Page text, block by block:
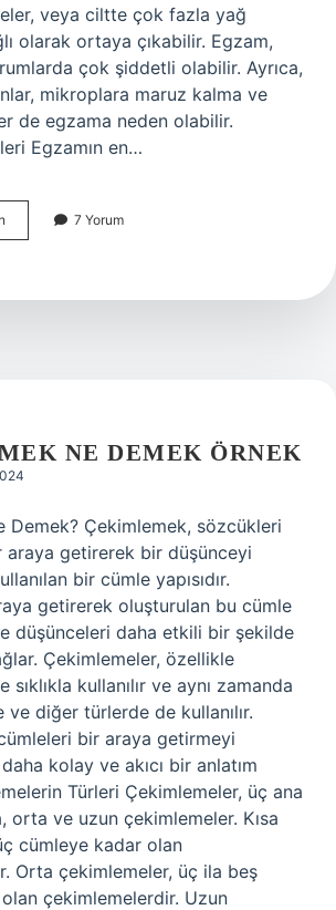
veya ciltte çok fazla yağ
olarak ortaya çıkabilir. Egzam,
çok şiddetli olabilir. Ayrıca,
mikroplara maruz kalma ve
de egzama neden olabilir.
Egzamın en…
ne
7 Yorum
NE DEMEK ÖRNEK
Demek? Çekimlemek, sözcükleri
araya getirerek bir düşünceyi
bir cümle yapısıdır.
getirerek oluşturulan bu cümle
düşünceleri daha etkili bir şekilde
Çekimlemeler, özellikle
kullanılır ve aynı zamanda
ve diğer türlerde de kullanılır.
bir araya getirmeyi
kolay ve akıcı bir anlatım
Türleri Çekimlemeler, üç ana
orta ve uzun çekimlemeler. Kısa
cümleye kadar olan
Orta çekimlemeler, üç ila beş
çekimlemelerdir. Uzun